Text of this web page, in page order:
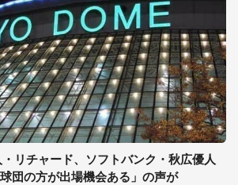
リチャード、ソフトバンク・秋広優人
団の方が出場機会ある」の声が